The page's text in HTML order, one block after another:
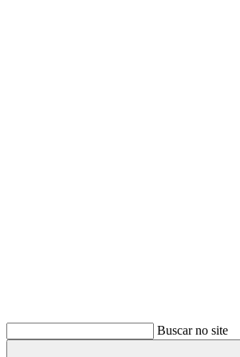
Buscar no site